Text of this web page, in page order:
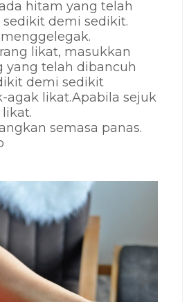
hitam yang telah
demi sedikit.
likat, masukkan
yang telah dibancuh
demi sedikit
agak likat.Apabila sejuk
semasa panas.